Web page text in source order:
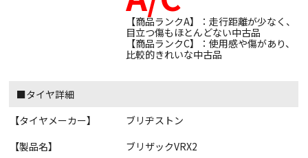
【商品ランクA】：走行距離が少なく、
目立つ傷もほとんどない中古品
【商品ランクC】：使用感や傷があり、
比較的きれいな中古品
■タイヤ詳細
【タイヤメーカー】
ブリヂストン
【製品名】
ブリザックVRX2